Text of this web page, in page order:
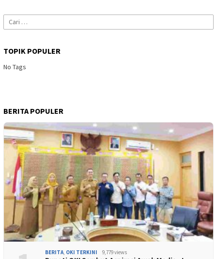
Cari
untuk:
TOPIK POPULER
No Tags
BERITA POPULER
BERITA, OKI TERKINI 9,779 views